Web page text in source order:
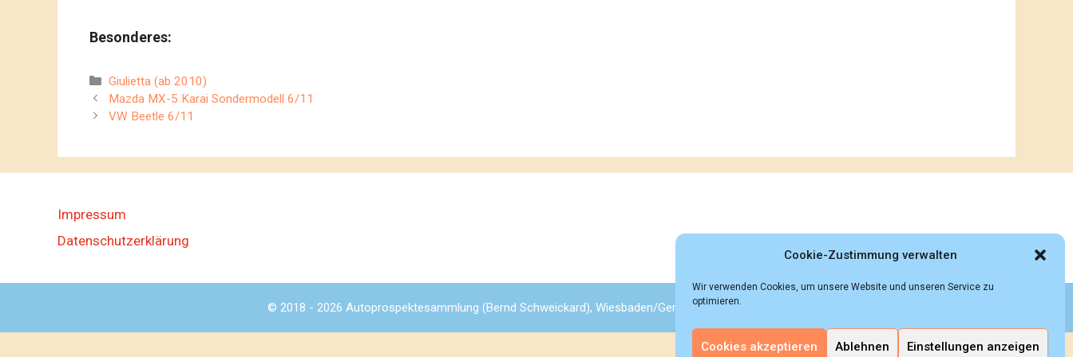
Cookie-Zustimmung verwalten
Wir verwenden Cookies, um unsere Website und unseren Service zu
optimieren.
Cookies akzeptieren Ablehnen Einstellungen anzeigen
Besonderes:
Kategorien
Giulietta (ab 2010)
Mazda MX-5 Karai Sondermodell 6/11
VW Beetle 6/11
Impressum
Datenschutzerklärung
© 2018 - 2026 Autoprospektesammlung (Bernd Schweickard), Wiesbaden/Germany, All rights reserved.